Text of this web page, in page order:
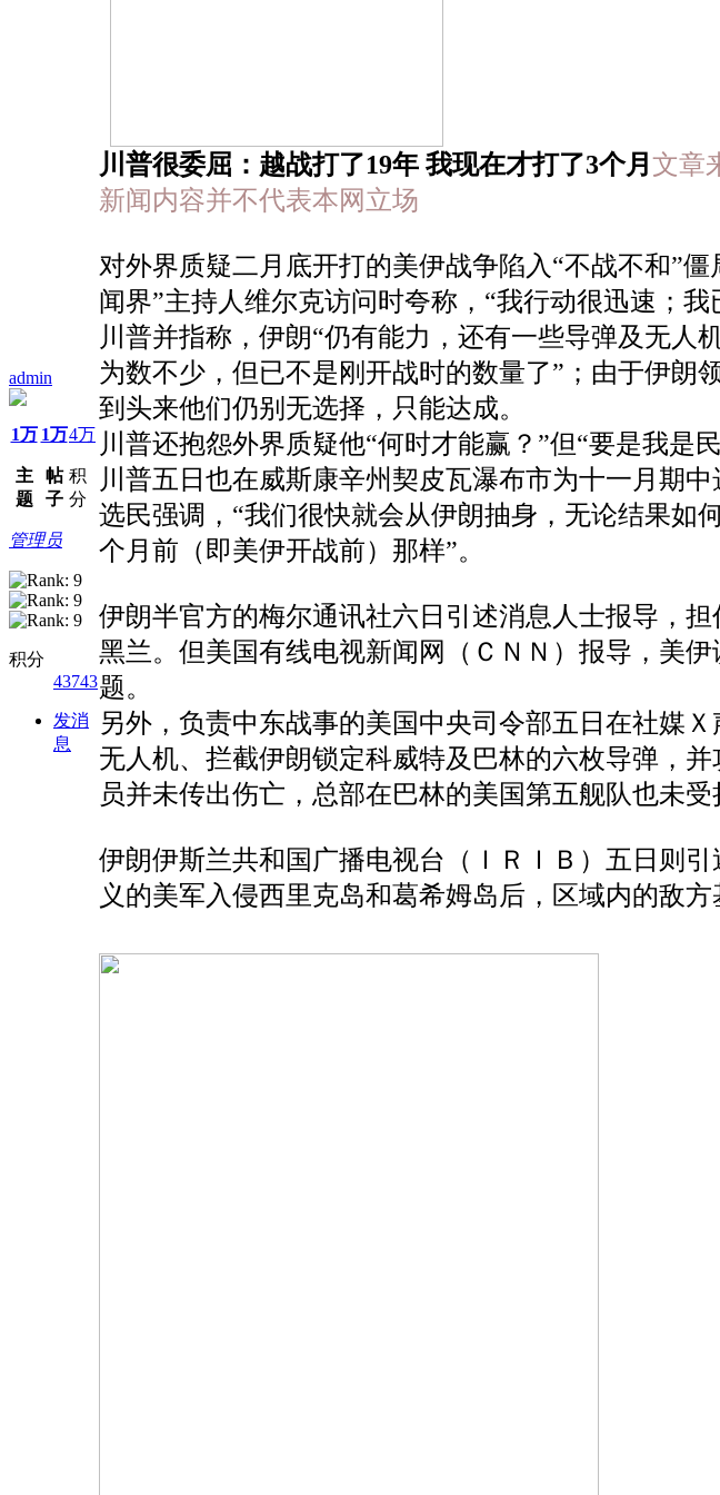
admin
1万
主
题
1万
帖
子
4万
积
分
管理员
积分
43743
发消
息
川普很委屈：越战打了19年 我现在才打了3个月 文章
新闻内容并不代表本网立场
对外界质疑二月底开打的美伊战争陷入“不战不和”
闻界”主持人维尔克访问时夸称，“我行动很迅速；
川普并指称，伊朗“仍有能力，还有一些导弹及无
为数不少，但已不是刚开战时的数量了”；由于伊朗
到头来他们仍别无选择，只能达成。
川普还抱怨外界质疑他“何时才能赢？”但“要是我是
川普五日也在威斯康辛州契皮瓦瀑布市为十一月期
选民强调，“我们很快就会从伊朗抽身，无论结果如
个月前（即美伊开战前）那样”。
伊朗半官方的梅尔通讯社六日引述消息人士报导，
黑兰。但美国有线电视新闻网（ＣＮＮ）报导，美
题。
另外，负责中东战事的美国中央司令部五日在社媒
无人机、拦截伊朗锁定科威特及巴林的六枚导弹，
员并未传出伤亡，总部在巴林的美国第五舰队也未受
伊朗伊斯兰共和国广播电视台（ＩＲＩＢ）五日则
义的美军入侵西里克岛和葛希姆岛后，区域内的敌方